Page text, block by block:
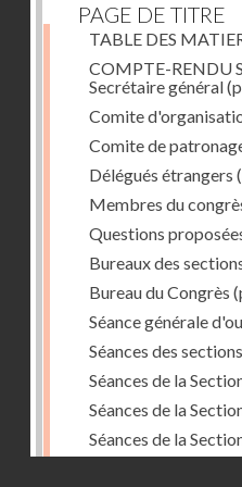
PAGE DE TITRE
TABLE DES
COMPTE-RENDU
Secrétaire général
Comite
Comite de
Délégués étrangers
Membres du
Questions
Bureaux des
Bureau du Congrès
Séance générale
Séances des sections
Séances de la
Séances de la
Séances de la